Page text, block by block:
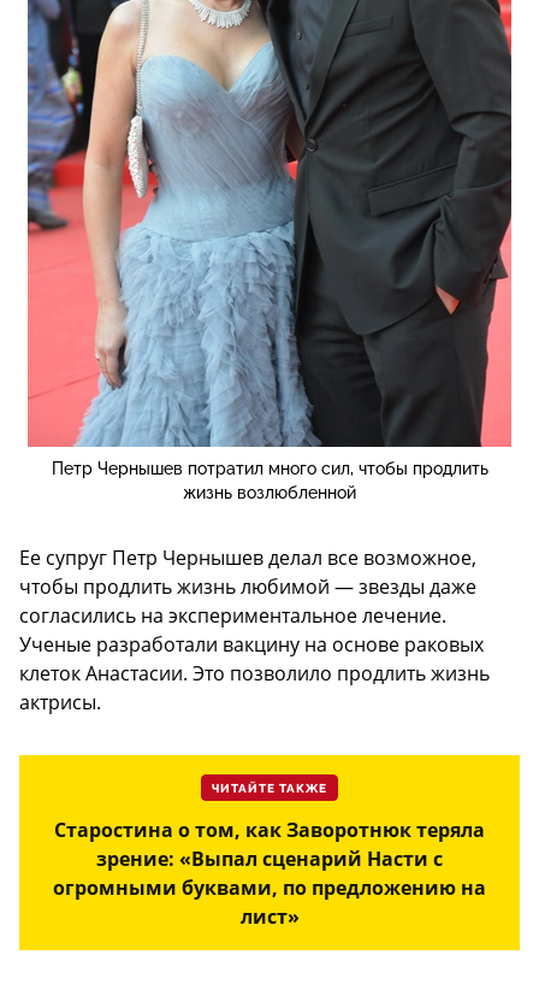
Петр Чернышев потратил много сил, чтобы продлить
жизнь возлюбленной
Ее супруг Петр Чернышев делал все возможное,
чтобы продлить жизнь любимой — звезды даже
согласились на экспериментальное лечение.
Ученые разработали вакцину на основе раковых
клеток Анастасии. Это позволило продлить жизнь
актрисы.
ЧИТАЙТЕ ТАКЖЕ
Старостина о том, как Заворотнюк теряла
зрение: «Выпал сценарий Насти с
огромными буквами, по предложению на
лист»